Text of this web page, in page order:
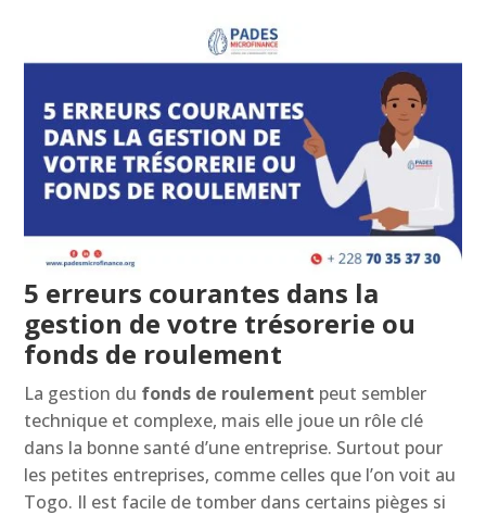
5 erreurs courantes dans la
gestion de votre trésorerie ou
fonds de roulement
La gestion du fonds de roulement peut sembler
technique et complexe, mais elle joue un rôle clé
dans la bonne santé d’une entreprise. Surtout pour
les petites entreprises, comme celles que l’on voit au
Togo. Il est facile de tomber dans certains pièges si